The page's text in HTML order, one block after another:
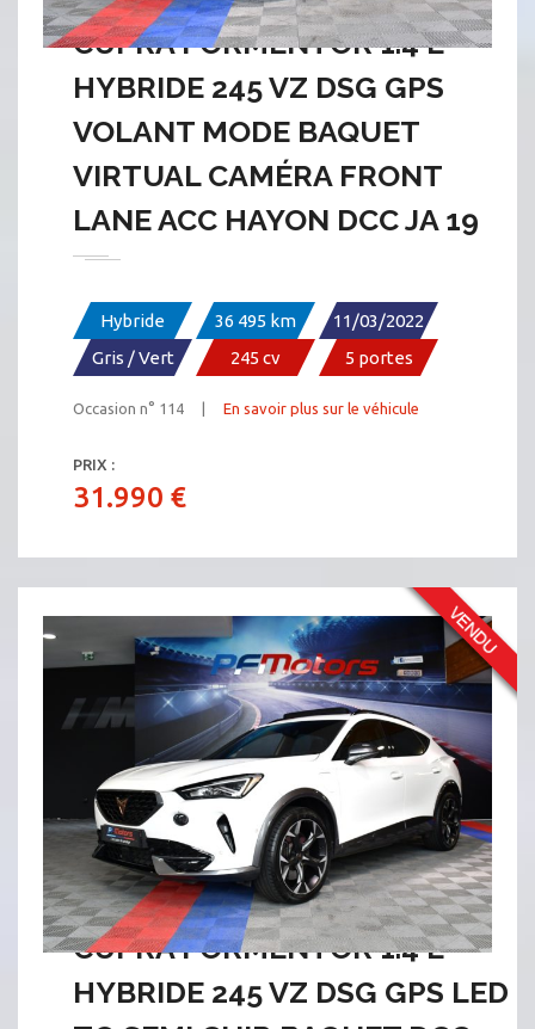
CUPRA FORMENTOR 1.4 E
HYBRIDE 245 VZ DSG GPS
VOLANT MODE BAQUET
VIRTUAL CAMÉRA FRONT
LANE ACC HAYON DCC JA 19
Hybride 36 495 km
11/03/2022
Gris / Vert
245 cv 5 portes
Occasion n° 114 | En savoir plus sur le véhicule
PRIX :
31.990 €
CUPRA FORMENTOR 1.4 E
HYBRIDE 245 VZ DSG GPS LED